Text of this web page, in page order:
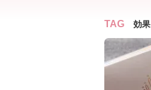
TAG 効果